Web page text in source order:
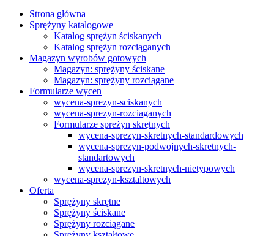
Strona główna
Sprężyny katalogowe
Katalog sprężyn ściskanych
Katalog sprężyn rozciąganych
Magazyn wyrobów gotowych
Magazyn: sprężyny ściskane
Magazyn: sprężyny rozciągane
Formularze wycen
wycena-sprezyn-sciskanych
wycena-sprezyn-rozciaganych
Formularze spreżyn skrętnych
wycena-sprezyn-skretnych-standardowych
wycena-sprezyn-podwojnych-skretnych-
standartowych
wycena-sprezyn-skretnych-nietypowych
wycena-sprezyn-ksztaltowych
Oferta
Sprężyny skrętne
Sprężyny ściskane
Sprężyny rozciągane